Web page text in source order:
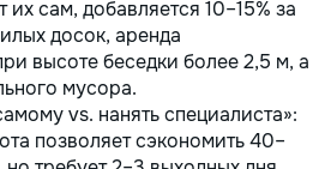
их сам, добавляется 10–15% за
досок, аренда
высоте беседки более 2,5 м, а
мусора.
vs. нанять специалиста»:
позволяет сэкономить 40–